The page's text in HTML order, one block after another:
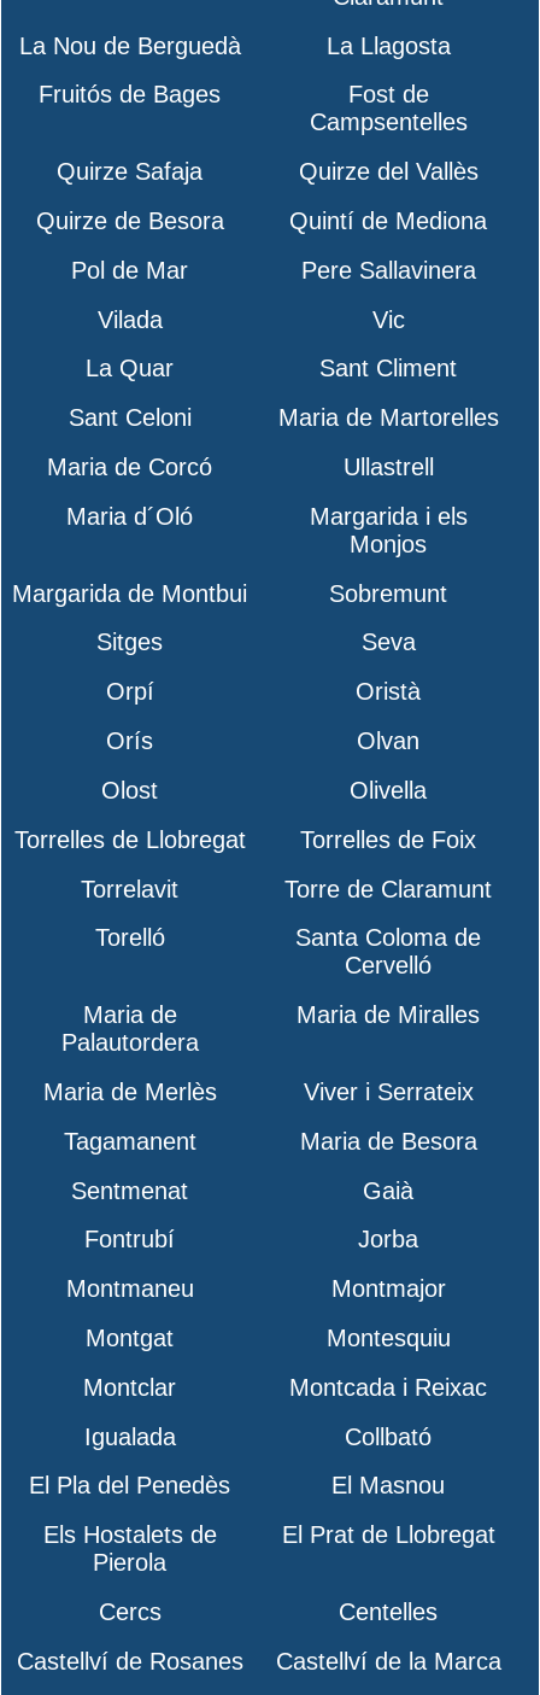
La Nou de Berguedà
La Llagosta
Fruitós de Bages
Fost de
Campsentelles
Quirze Safaja
Quirze del Vallès
Quirze de Besora
Quintí de Mediona
Pol de Mar
Pere Sallavinera
Vilada
Vic
La Quar
Sant Climent
Sant Celoni
Maria de Martorelles
Maria de Corcó
Ullastrell
Maria d´Oló
Margarida i els
Monjos
Margarida de Montbui
Sobremunt
Sitges
Seva
Orpí
Oristà
Orís
Olvan
Olost
Olivella
Torrelles de Llobregat
Torrelles de Foix
Torrelavit
Torre de Claramunt
Torelló
Santa Coloma de
Cervelló
Maria de
Palautordera
Maria de Miralles
Maria de Merlès
Viver i Serrateix
Tagamanent
Maria de Besora
Sentmenat
Gaià
Fontrubí
Jorba
Montmaneu
Montmajor
Montgat
Montesquiu
Montclar
Montcada i Reixac
Igualada
Collbató
El Pla del Penedès
El Masnou
Els Hostalets de
Pierola
El Prat de Llobregat
Cercs
Centelles
Castellví de Rosanes
Castellví de la Marca